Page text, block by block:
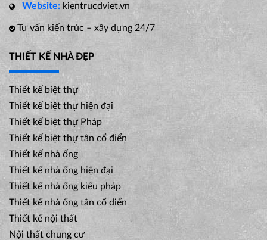
Website: kientrucdviet.vn
Tư vấn kiến trúc – xây dựng 24/7
THIẾT KẾ NHÀ ĐẸP
Thiết kế biệt thự
Thiết kế biệt thự hiện đại
Thiết kế biệt thự Pháp
Thiết kế biệt thự tân cổ điển
Thiết kế nhà ống
Thiết kế nhà ống hiện đại
Thiết kế nhà ống kiểu pháp
Thiết kế nhà ống tân cổ điển
Thiết kế nội thất
Nội thất chung cư